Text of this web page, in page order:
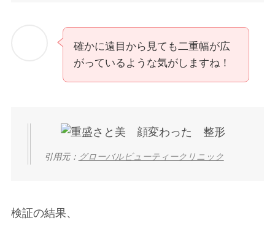
確かに遠目から見ても二重幅が広
がっているような気がしますね！
引用元： グローバルビューティークリニック
検証の結果、